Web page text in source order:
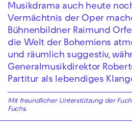
Musikdrama auch heute
Vermächtnis der Oper
Bühnenbildner Raimund
die Welt der Bohemiens
und räumlich suggestiv,
Generalmusikdirektor
Partitur als lebendiges
Mit freundlicher Unterstützung der
Fuchs.